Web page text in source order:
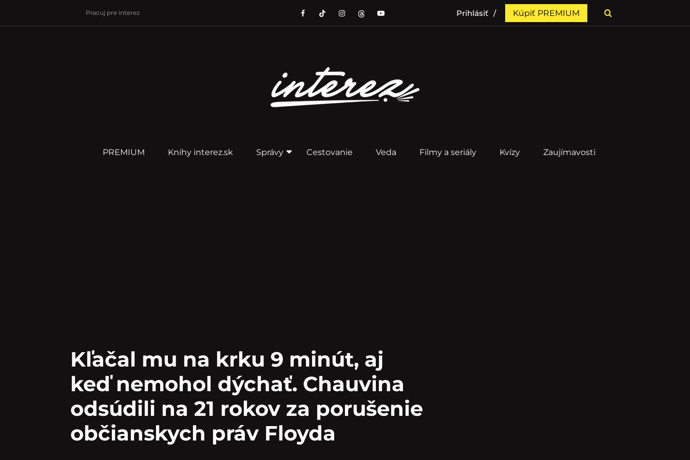
Pracuj pre interez Prihlásiť Kúpiť PREMIUM
PREMIUM Knihy interez.sk Správy Cestovanie Veda Filmy a seriály Kvízy Zaujímavosti
Kľačal mu na krku 9 minút, aj
keď nemohol dýchať. Chauvina
odsúdili na 21 rokov za porušenie
občianskych práv Floyda